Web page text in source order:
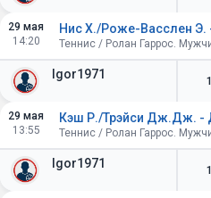
29 мая
14:20
Igor1971
Нис Х./Роже-Васслен Э.
Теннис / Ролан Гаррос.
29 мая
13:55
Igor1971
Кэш Р./Трэйси Дж.Дж. -
Теннис / Ролан Гаррос.